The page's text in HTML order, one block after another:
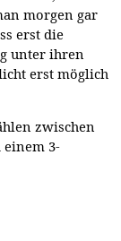
morgen gar
erst die
unter ihren
erst möglich
zwischen
3-